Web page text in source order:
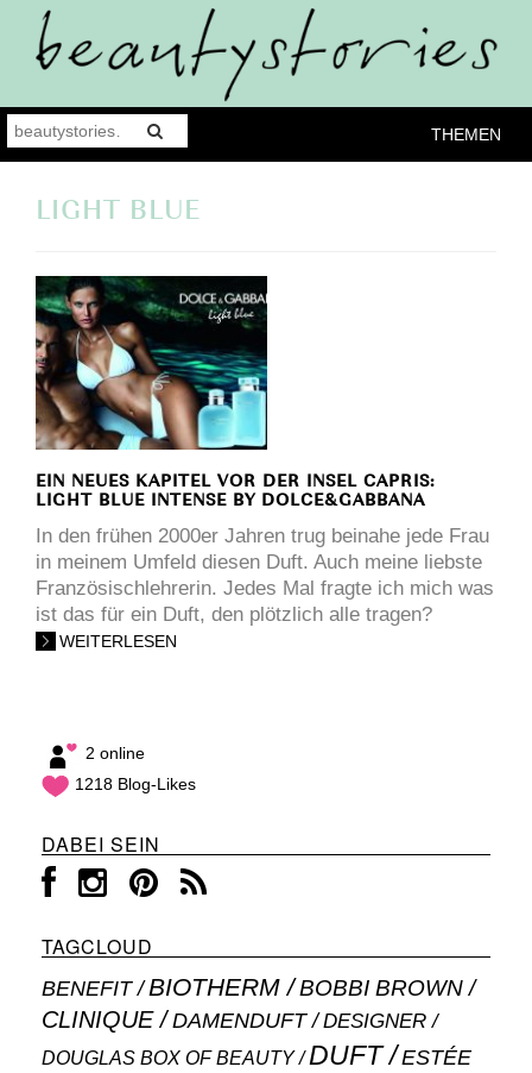
THEMEN
LIGHT BLUE
EIN NEUES KAPITEL VOR DER INSEL CAPRIS:
LIGHT BLUE INTENSE BY DOLCE&GABBANA
In den frühen 2000er Jahren trug beinahe jede Frau
in meinem Umfeld diesen Duft. Auch meine liebste
Französischlehrerin. Jedes Mal fragte ich mich was
ist das für ein Duft, den plötzlich alle tragen?
WEITERLESEN
2 online
1218 Blog-Likes
DABEI SEIN
TAGCLOUD
BENEFIT BIOTHERM BOBBI BROWN
CLINIQUE DAMENDUFT DESIGNER
DOUGLAS BOX OF BEAUTY DUFT
ESTÉE